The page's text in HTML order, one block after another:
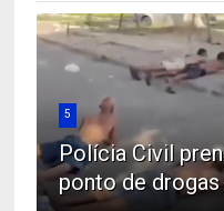
5
Polícia Civil
ponto de